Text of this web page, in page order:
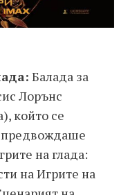
Балада за
Лорънс
който се
предвождаше
на глада:
на Игрите на